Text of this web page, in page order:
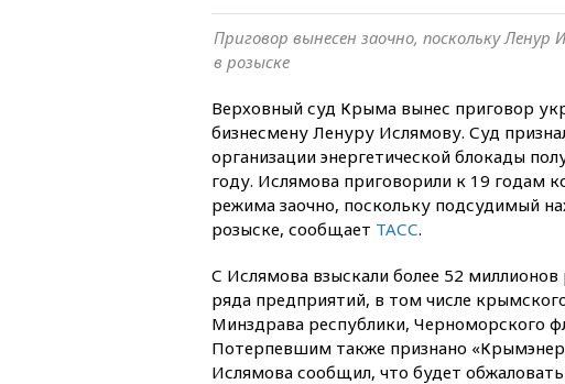
Приговор вынесен заочно, поскольку Ленур
в розыске
Верховный суд Крыма вынес приговор
бизнесмену Ленуру Ислямову. Суд
организации энергетической блокады
году. Ислямова приговорили к 19 годам
режима заочно, поскольку подсудимый
розыске, сообщает ТАСС.
С Ислямова взыскали более 52
ряда предприятий, в том числе
Минздрава республики, Черноморского
Потерпевшим также признано
Ислямова сообщил, что будет